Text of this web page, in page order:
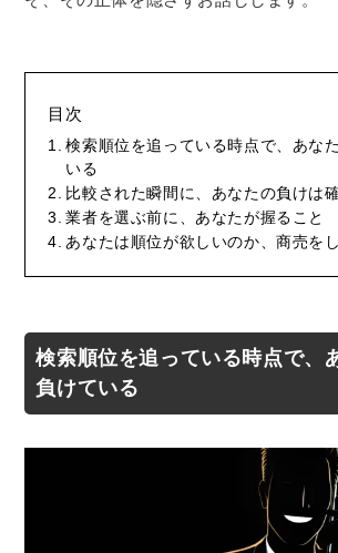
目次
検索順位を追っている時点で、あな
いる
比較された瞬間に、あなたの負けは
業者を選ぶ前に、あなたが握ること
あなたは順位が欲しいのか、商売を
検索順位を追っている時点で、
負けている